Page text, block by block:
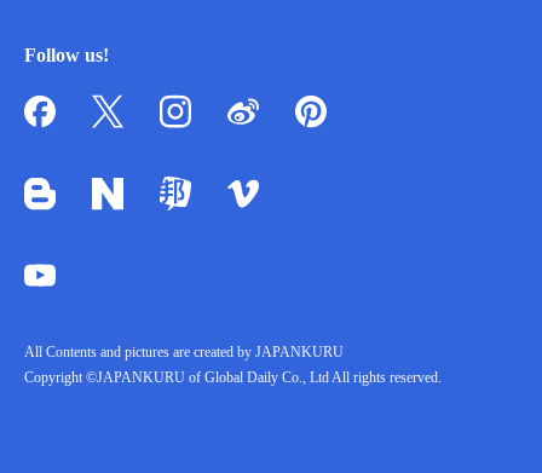
Follow us!
All Contents and pictures are created by JAPANKURU
Copyright ©JAPANKURU of Global Daily Co., Ltd All rights reserved.